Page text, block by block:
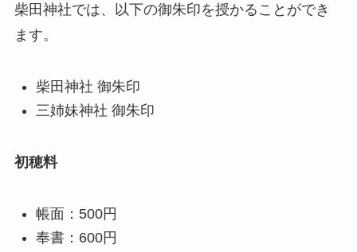
柴田神社では、以下の御朱印を授かることができ
ます。
柴田神社 御朱印
三姉妹神社 御朱印
初穂料
帳面：500円
奉書：600円